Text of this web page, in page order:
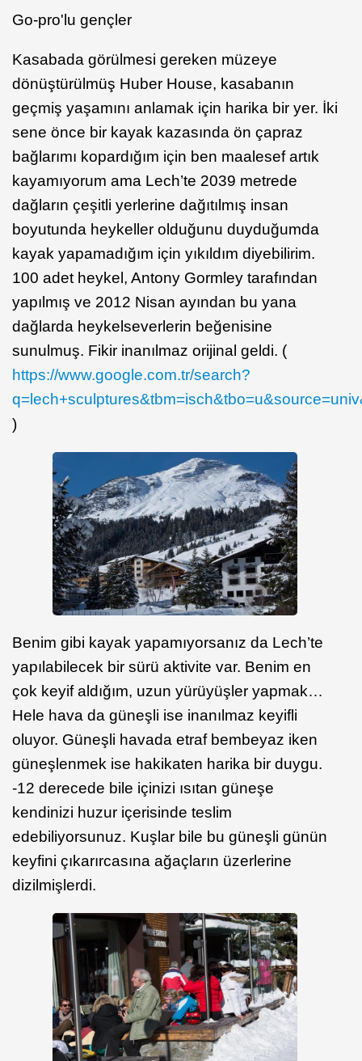
Go-pro'lu gençler
Kasabada görülmesi gereken müzeye
dönüştürülmüş Huber House, kasabanın
geçmiş yaşamını anlamak için harika bir yer. İki
sene önce bir kayak kazasında ön çapraz
bağlarımı kopardığım için ben maalesef artık
kayamıyorum ama Lech’te 2039 metrede
dağların çeşitli yerlerine dağıtılmış insan
boyutunda heykeller olduğunu duyduğumda
kayak yapamadığım için yıkıldım diyebilirim.
100 adet heykel, Antony Gormley tarafından
yapılmış ve 2012 Nisan ayından bu yana
dağlarda heykelseverlerin beğenisine
sunulmuş. Fikir inanılmaz orijinal geldi. (
https://www.google.com.tr/search?
)
Benim gibi kayak yapamıyorsanız da Lech’te
yapılabilecek bir sürü aktivite var. Benim en
çok keyif aldığım, uzun yürüyüşler yapmak…
Hele hava da güneşli ise inanılmaz keyifli
oluyor. Güneşli havada etraf bembeyaz iken
güneşlenmek ise hakikaten harika bir duygu.
-12 derecede bile içinizi ısıtan güneşe
kendinizi huzur içerisinde teslim
edebiliyorsunuz. Kuşlar bile bu güneşli günün
keyfini çıkarırcasına ağaçların üzerlerine
dizilmişlerdi.